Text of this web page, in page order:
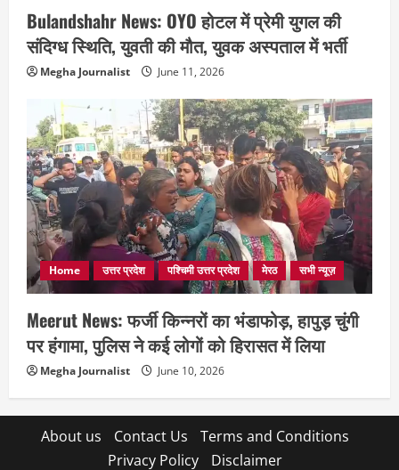
Bulandshahr News: OYO होटल में प्रेमी युगल की
संदिग्ध स्थिति, युवती की मौत, युवक अस्पताल में भर्ती
Megha Journalist June 11, 2026
Home उत्तर प्रदेश पश्चिमी उत्तर प्रदेश मेरठ सभी न्यूज़
Meerut News: फर्जी किन्नरों का भंडाफोड़, हापुड़ चुंगी
पर हंगामा, पुलिस ने कई लोगों को हिरासत में लिया
Megha Journalist June 10, 2026
About us Contact Us
Terms and Conditions
Privacy Policy
Disclaimer